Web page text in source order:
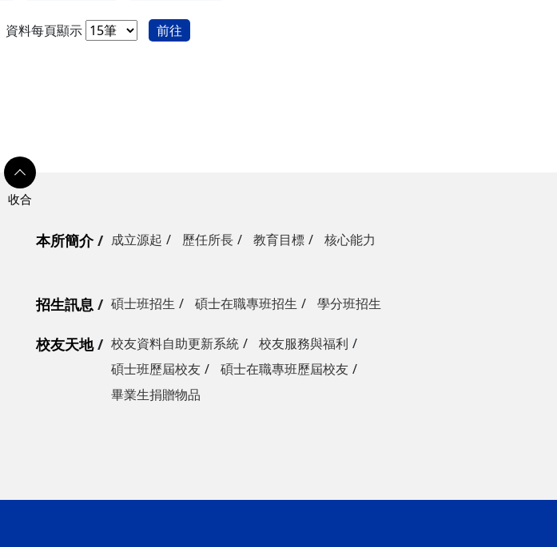
資料每頁顯示 前往
本所簡介 成立源起 歷任所長 教育目標 核心能力
招生訊息 碩士班招生 碩士在職專班招生 學分班招生
校友天地 校友資料自助更新系統
校友服務與福利
碩士班歷屆校友
碩士在職專班歷屆校友
畢業生捐贈物品